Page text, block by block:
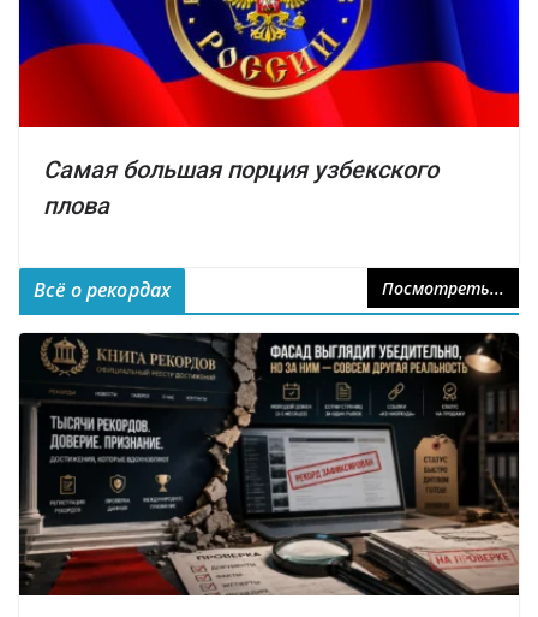
Самая большая порция узбекского
плова
Всё о рекордах Посмотреть...